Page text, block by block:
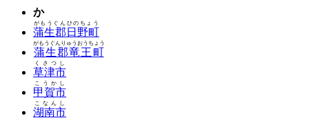
か
蒲生郡日野町
がもうぐんひのちょう
蒲生郡竜王町
がもうぐんりゅうおうちょう
草津市
くさつし
甲賀市
こうかし
湖南市
こなんし